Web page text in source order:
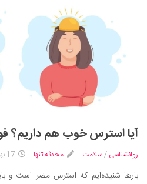
مسابقه
اخبار
آیا استرس خوب هم داریم؟
روانشناسی /سلامت محدثه تنها 17 بهمن, 1402
بارها شنیده‌ایم که استرس مضر است و